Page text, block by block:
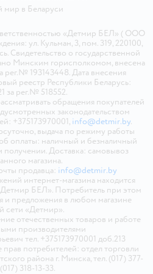
мир в Беларуси
«Детмир БЕЛ» ( ООО
ул. Кульман, 3, пом. 319, 220100,
Свидетельство о государственной
Минским горисполкомом, внесена
рег.№ 193143448. Дата внесения
реестр Республики Беларусь:
за рег.№ 518552.
обращения покупателей
законодательством
+375173970001, info@detmir.by.
выдача по режиму работы
оплаты: наличный и безналичный
получении. Доставка: самовывоз
магазина.
продавца: info@detmir.by
интернет-магазина находится
БЕЛ». Потребитель при этом
и предложения в любом магазине
сети «Детмир».
отечественных товаров и работе
производителями
тел. +375173970001 доб.213
потребителей: отдел торговли
района г. Минска, тел. (017) 377-
318-13-33.